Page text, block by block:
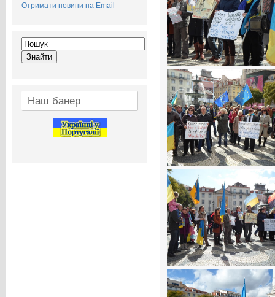
Отримати новини на Email
Наш банер